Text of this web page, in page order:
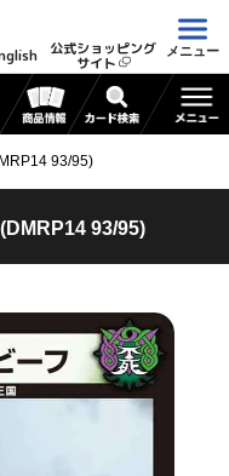
公式ショッピング
サイト
メニュー
93/95)
(DMRP14 93/95)